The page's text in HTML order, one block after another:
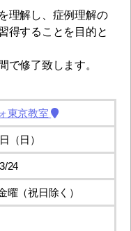
理解し、症例理解の
得することを目的と
で修了致します。
東京教室
（日）
24
曜（祝日除く）